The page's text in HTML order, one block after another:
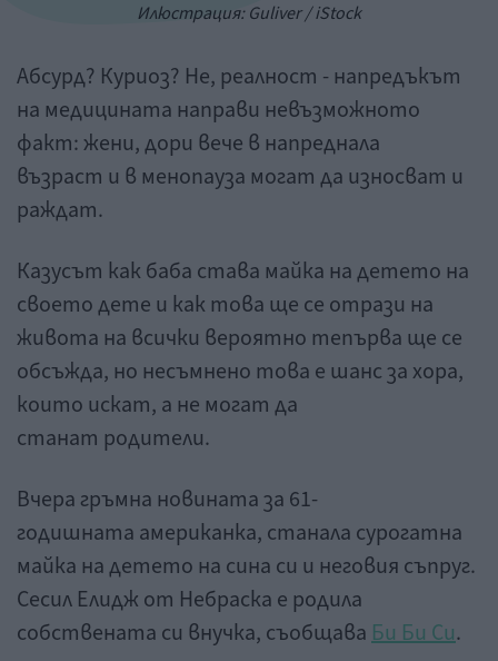
Илюстрация: Guliver / iStock
Абсурд? Куриоз? Не, реалност - напредъкът
на медицината направи невъзможното
факт: жени, дори вече в напреднала
възраст и в менопауза могат да износват и
раждат.
Казусът как баба става майка на детето на
своето дете и как това ще се отрази на
живота на всички вероятно тепърва ще се
обсъжда, но несъмнено това е шанс за хора,
които искат, а не могат да
станат родители.
Вчера гръмна новината за 61-
годишната американка, станала сурогатна
майка на детето на сина си и неговия съпруг.
Сесил Елидж от Небраска е родила
собствената си внучка, съобщаваБи Би Си.